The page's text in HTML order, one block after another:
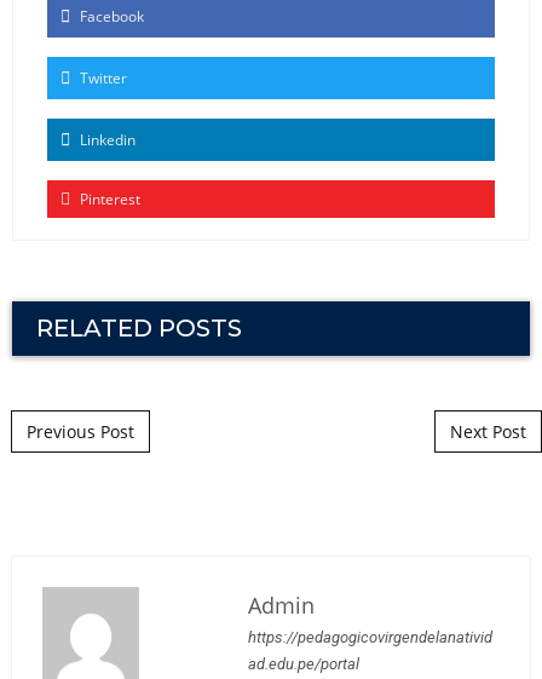
Facebook
Twitter
Linkedin
Pinterest
RELATED POSTS
Post navigation
Previous Post Next Post
Admin
https://pedagogicovirgendelanativid
ad.edu.pe/portal